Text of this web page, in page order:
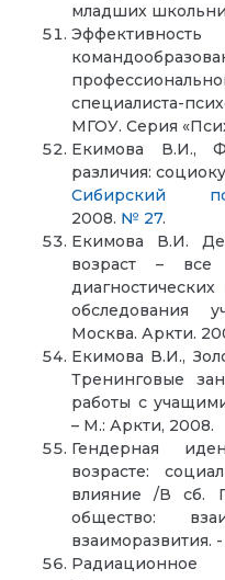
младших
специалиста-
МГОУ. Серия
Екимова В.И.,
различия:
Сибирский
2008. № 27.
Екимова В.И.
возраст –
обследования
Москва. Аркти.
Екимова В.И.,
Тренинговые
работы с
– М.: Аркти, 2008.
Гендерная
возрасте:
влияние /В сб.
общество:
взаиморазвития.